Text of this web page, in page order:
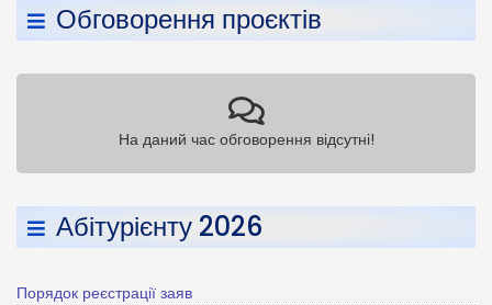
Обговорення проєктів
На даний час обговорення відсутні!
Абітурієнту 2026
Порядок реєстрації заяв